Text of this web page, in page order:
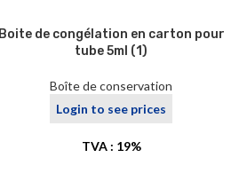
Boite de congélation en carton pour
tube 5ml (1)
Boîte de conservation
Login to see prices
TVA : 19%